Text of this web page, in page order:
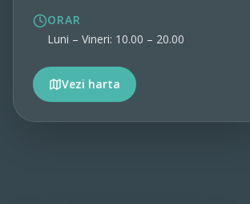
ORAR
Luni – Vineri: 10.00 – 20.00
Vezi harta
Vezi detalii